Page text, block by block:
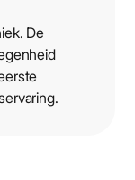
De